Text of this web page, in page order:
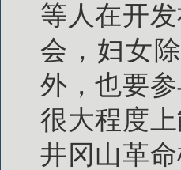
等人在开
会，妇女
外，也要
很大程度
井冈山革